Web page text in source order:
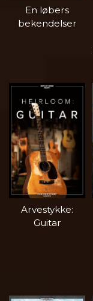
En løbers
bekendelser
Arvestykke:
Guitar